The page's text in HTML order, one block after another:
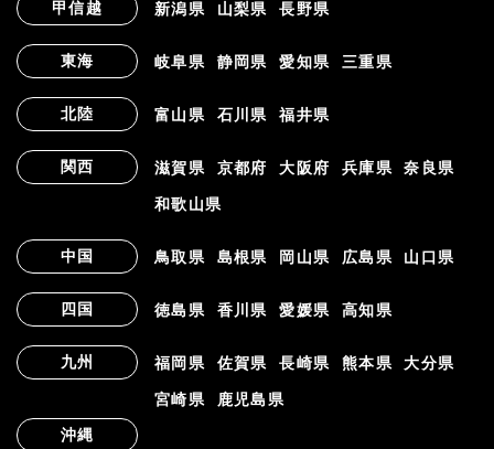
甲信越 新潟県 山梨県 長野県
東海 岐阜県 静岡県 愛知県 三重県
北陸 富山県 石川県 福井県
関西 滋賀県 京都府 大阪府 兵庫県 奈良県
和歌山県
中国 鳥取県 島根県 岡山県 広島県 山口県
四国 徳島県 香川県 愛媛県 高知県
九州 福岡県 佐賀県 長崎県 熊本県 大分県
宮崎県
鹿児島県
沖縄